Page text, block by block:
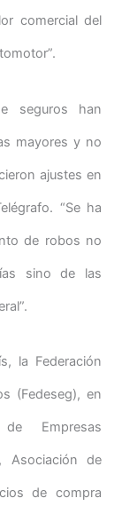
comercial del
seguros han
mayores y no
ajustes en
“Se ha
de robos no
sino de las
la Federación
(Fedeseg), en
Empresas
Asociación de
de compra